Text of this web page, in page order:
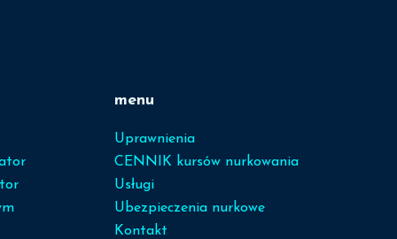
menu
Uprawnienia
CENNIK kursów nurkowania
Usługi
Ubezpieczenia nurkowe
Kontakt